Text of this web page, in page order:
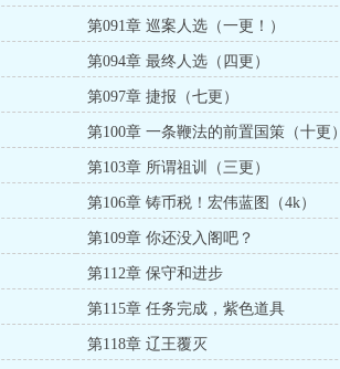
第091章 巡案人选（一更！）
第094章 最终人选（四更）
第097章 捷报（七更）
第100章 一条鞭法的前置国策（十更）
第103章 所谓祖训（三更）
第106章 铸币税！宏伟蓝图（4k）
第109章 你还没入阁吧？
第112章 保守和进步
第115章 任务完成，紫色道具
第118章 辽王覆灭